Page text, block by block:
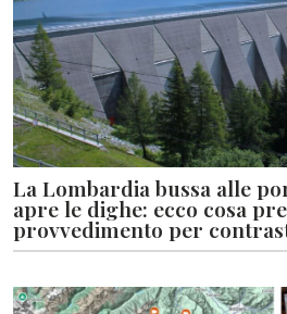
La Lombardia bussa alle
apre le dighe: ecco cosa
provvedimento per